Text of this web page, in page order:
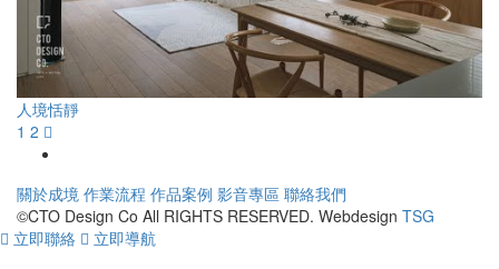
人境恬靜
1 2
關於成境 作業流程 作品案例 影音專區 聯絡我們
©CTO Design Co All RIGHTS RESERVED. Webdesign TSG
立即聯絡
立即導航